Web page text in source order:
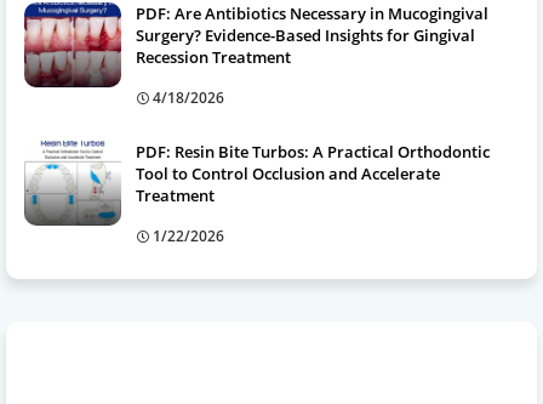
PDF: Are Antibiotics Necessary in Mucogingival
Surgery? Evidence-Based Insights for Gingival
Recession Treatment
4/18/2026
PDF: Resin Bite Turbos: A Practical Orthodontic
Tool to Control Occlusion and Accelerate
Treatment
1/22/2026